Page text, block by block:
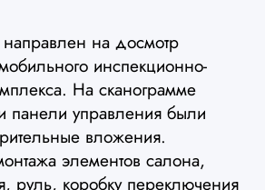
на досмотр
инспекционно-
На сканограмме
панели управления были
вложения.
элементов салона,
руль, коробку переключения